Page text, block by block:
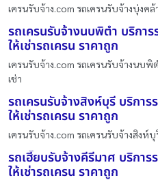
เครนรับจ้าง.com รถเครนรับจ้างบุ่งค
รถเครนรับจ้างนบพิตำ บริการ
ให้เช่ารถเครน ราคาถูก
เครนรับจ้าง.com รถเครนรับจ้างนบพิ
เช่า
รถเครนรับจ้างสิงห์บุรี บริการ
ให้เช่ารถเครน ราคาถูก
เครนรับจ้าง.com รถเครนรับจ้างสิงห์
รถเฮี๊ยบรับจ้างคีรีมาศ บริการ
ให้เช่ารถเครน ราคาถูก